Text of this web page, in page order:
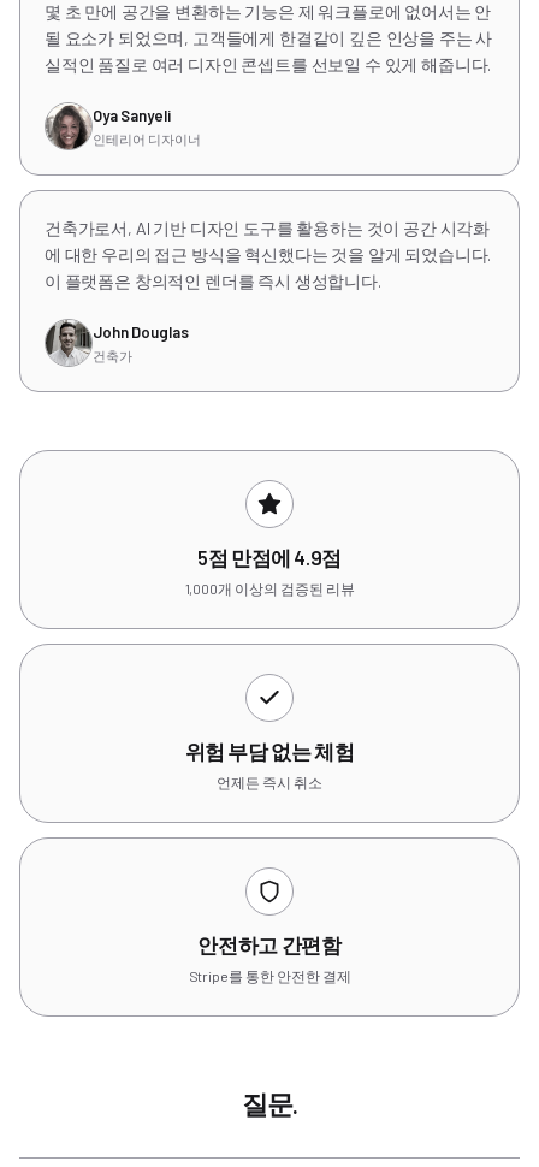
몇 초 만에 공간을 변환하는 기능은 제 워크플로에 없어서는 안
될 요소가 되었으며, 고객들에게 한결같이 깊은 인상을 주는 사
실적인 품질로 여러 디자인 콘셉트를 선보일 수 있게 해줍니다.
Oya Sanyeli
인테리어 디자이너
건축가로서, AI 기반 디자인 도구를 활용하는 것이 공간 시각화
에 대한 우리의 접근 방식을 혁신했다는 것을 알게 되었습니다.
이 플랫폼은 창의적인 렌더를 즉시 생성합니다.
John Douglas
건축가
5점 만점에 4.9점
1,000개 이상의 검증된 리뷰
위험 부담 없는 체험
언제든 즉시 취소
안전하고 간편함
Stripe를 통한 안전한 결제
질문.